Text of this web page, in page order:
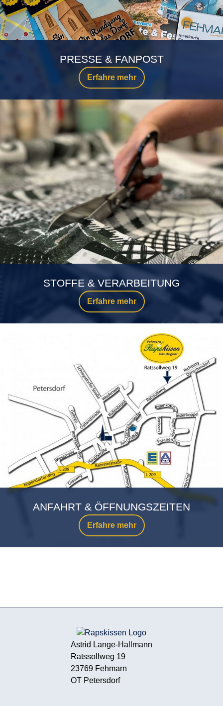
Erfahre mehr
PRESSE & FANPOST
Erfahre mehr
STOFFE & VERARBEITUNG
Erfahre mehr
ANFAHRT & ÖFFNUNGSZEITEN
Astrid Lange-Hallmann
Ratssollweg 19
23769 Fehmarn
OT Petersdorf